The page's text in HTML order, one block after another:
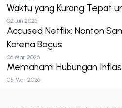
Waktu yang Kurang Tepat
02 Jun 2026
Accused Netflix: Nonton
Karena Bagus
06 Mar 2026
Memahami Hubungan
05 Mar 2026